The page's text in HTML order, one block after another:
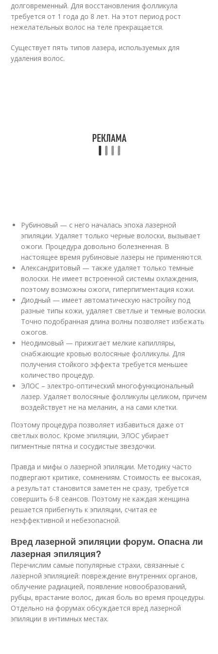
долговременный. Для восстановления фолликула
требуется от 1 года до 8 лет. На этот период рост
нежелательных волос на теле прекращается.
Существует пять типов лазера, используемых для
удаления волос.
Рубиновый — с него началась эпоха лазерной
эпиляции. Удаляет только черные волоски, вызывает
ожоги. Процедура довольно болезненная. В
настоящее время рубиновые лазеры не применяются.
Александритовый — также удаляет только темные
волоски. Не имеет встроенной системы охлаждения,
поэтому возможны ожоги, гиперпигментация кожи.
Диодный — имеет автоматическую настройку под
разные типы кожи, удаляет светлые и темные волоски.
Точно подобранная длина волны позволяет избежать
ожогов.
Неодимовый — прижигает мелкие капилляры,
снабжающие кровью волосяные фолликулы. Для
получения стойкого эффекта требуется меньшее
количество процедур.
ЭЛОС – электро-оптический многофункциональный
лазер. Удаляет волосяные фолликулы целиком, причем
воздействует не на меланин, а на сами клетки.
Поэтому процедура позволяет избавиться даже от
светлых волос. Кроме эпиляции, ЭЛОС убирает
пигментные пятна и сосудистые звездочки.
Правда и мифы о лазерной эпиляции. Методику часто
подвергают критике, сомнениям. Стоимость ее высокая,
а результат становится заметен не сразу, требуется
совершить 6-8 сеансов. Поэтому не каждая женщина
решается прибегнуть к эпиляции, считая ее
неэффективной и небезопасной.
Вред лазерной эпиляции форум. Опасна ли
лазерная эпиляция?
Перечислим самые популярные страхи, связанные с
лазерной эпиляцией: повреждение внутренних органов,
облучение радиацией, появление новообразований,
рубцы, врастание волос, дикая боль во время процедуры.
Отдельно на форумах обсуждается вред лазерной
эпиляции в интимных местах.